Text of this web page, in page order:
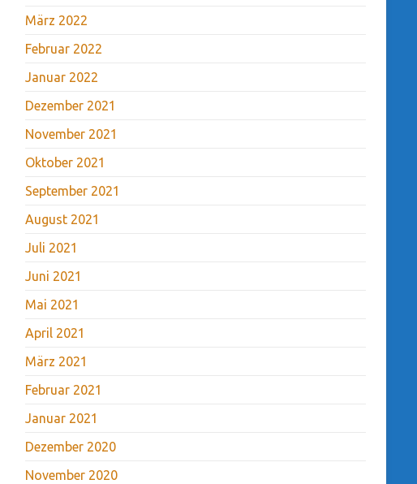
März 2022
Februar 2022
Januar 2022
Dezember 2021
November 2021
Oktober 2021
September 2021
August 2021
Juli 2021
Juni 2021
Mai 2021
April 2021
März 2021
Februar 2021
Januar 2021
Dezember 2020
November 2020